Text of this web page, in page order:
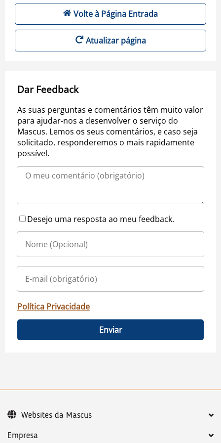
Volte à Página Entrada
Atualizar página
Dar Feedback
As suas perguntas e comentários têm muito valor
para ajudar-nos a desenvolver o serviço do
Mascus. Lemos os seus comentários, e caso seja
solicitado, responderemos o mais rapidamente
possível.
Desejo uma resposta ao meu feedback.
Política Privacidade
Enviar
Empresa
Websites da Mascus